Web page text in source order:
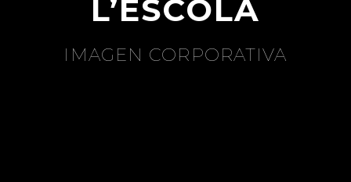
L’ESCOLA
IMAGEN CORPORATIVA